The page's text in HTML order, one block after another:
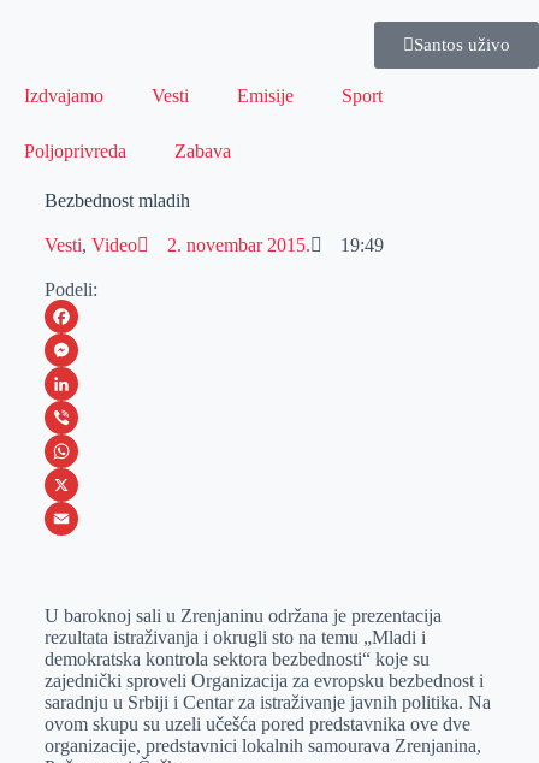
Santos uživo
Izdvajamo Vesti Emisije Sport
Poljoprivreda Zabava
Bezbednost mladih
Vesti, Video 2. novembar 2015. 19:49
Podeli:
F
a
c
e
b
o
M
e
s
s
e
e
r
L
i
n
k
I
n
V
i
b
W
h
s
A
p
p
X
a
i
l
U baroknoj sali u Zrenjaninu održana je prezentacija
rezultata istraživanja i okrugli sto na temu „Mladi i
demokratska kontrola sektora bezbednosti“ koje su
zajednički sproveli Organizacija za evropsku bezbednost i
saradnju u Srbiji i Centar za istraživanje javnih politika. Na
ovom skupu su uzeli učešća pored predstavnika ove dve
organizacije, predstavnici lokalnih samourava Zrenjanina,